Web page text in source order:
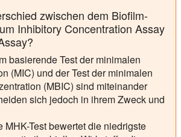
zwischen dem Biofilm-
Inhibitory Concentration Assay
basierende Test der minimalen
(MIC) und der Test der minimalen
(MBIC) sind miteinander
sich jedoch in ihrem Zweck und
MHK-Test bewertet die niedrigste